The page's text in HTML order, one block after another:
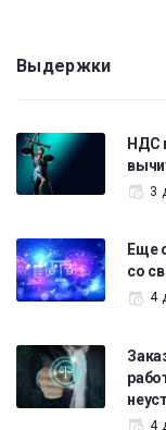
Выдержки
НДС
3
Еще
со
4
4